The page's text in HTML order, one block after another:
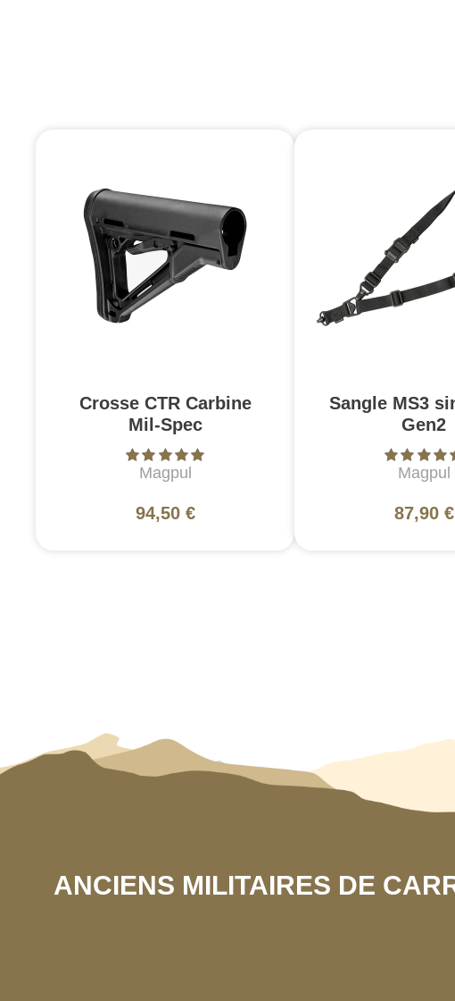
Crosse CTR Carbine
Mil-Spec
Magpul
94,50 €
Sangle MS3
Gen2
Magpul
87,90 €
ANCIENS MILITAIRES DE